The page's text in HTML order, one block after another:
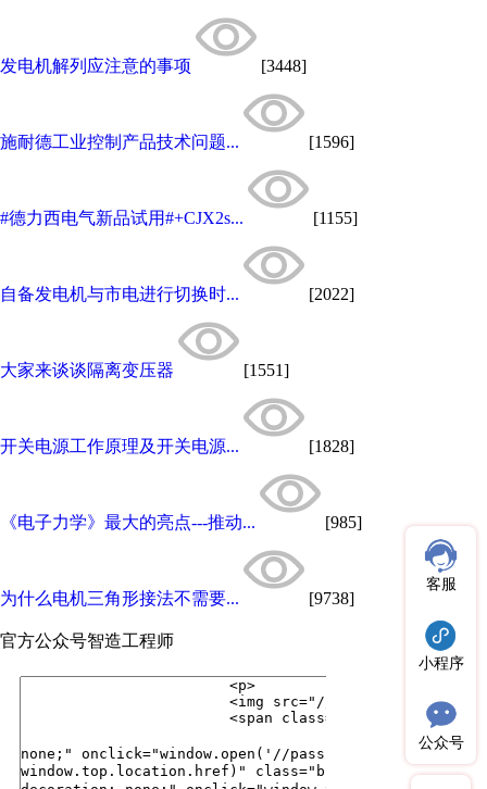
发电机解列应注意的事项 [3448]
施耐德工业控制产品技术问题... [1596]
#德力西电气新品试用#+CJX2s... [1155]
自备发电机与市电进行切换时... [2022]
大家来谈谈隔离变压器 [1551]
开关电源工作原理及开关电源... [1828]
《电子力学》最大的亮点---推动... [985]
为什么电机三角形接法不需要... [9738]
官方公众号智造工程师
客服
小程序
公众号